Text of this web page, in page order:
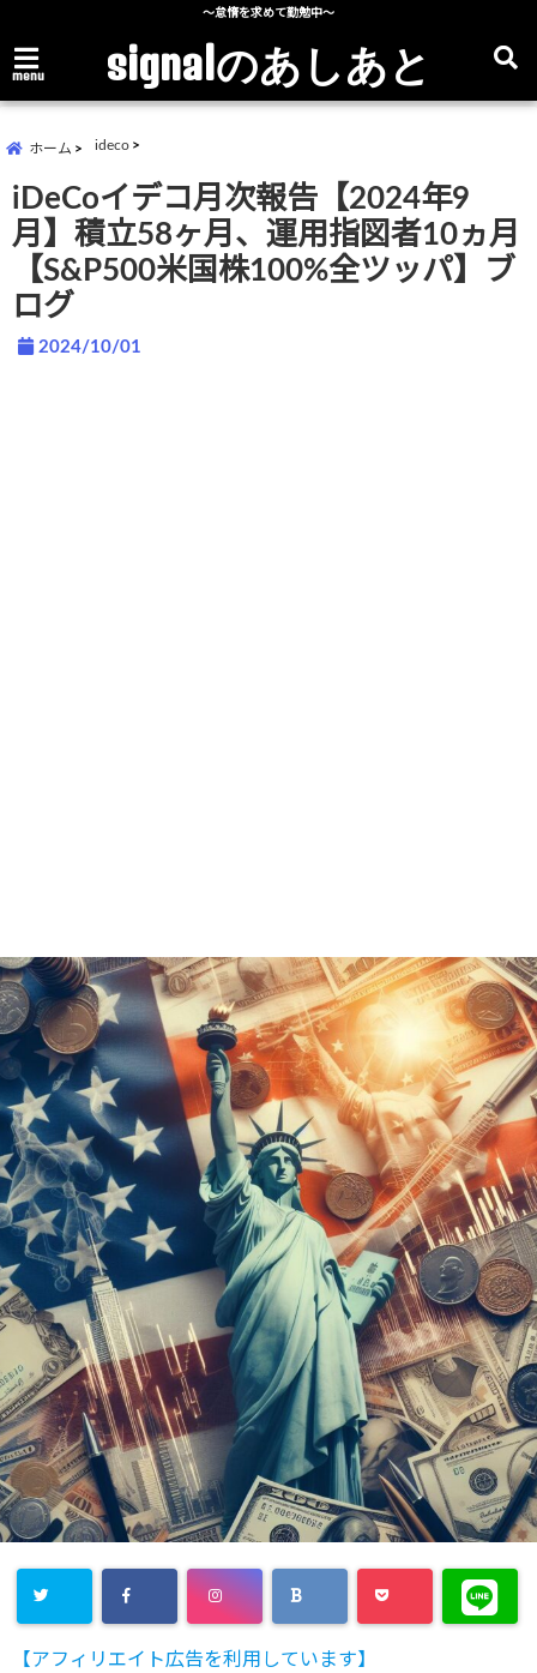
～怠惰を求めて勤勉中～
menu signalのあしあと
ホーム ideco
iDeCoイデコ月次報告【2024年9
月】積立58ヶ月、運用指図者10ヵ月
【S&P500米国株100%全ツッパ】ブ
ログ
2024/10/01
【アフィリエイト広告を利用しています】